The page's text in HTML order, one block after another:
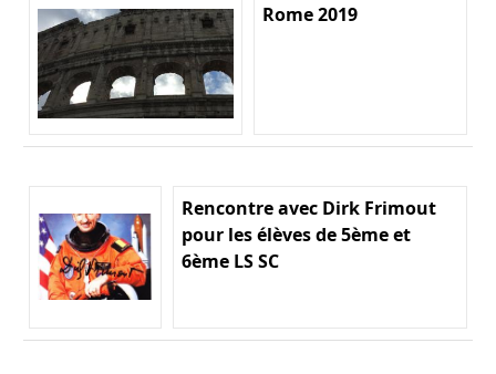
Rome 2019
Rencontre avec Dirk Frimout
pour les élèves de 5ème et
6ème LS SC